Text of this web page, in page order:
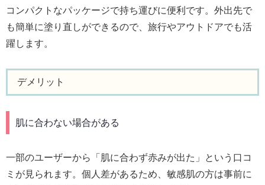
コンパクトなパッケージで持ち運びに便利です。外出先で
も簡単に塗り直しができるので、旅行やアウトドアでも活
躍します。
デメリット
肌に合わない場合がある
一部のユーザーから「肌に合わず赤みが出た」という口コ
ミが見られます。個人差があるため、敏感肌の方は事前に